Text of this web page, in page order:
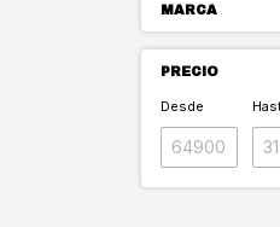
MARCA
PRECIO
Desde